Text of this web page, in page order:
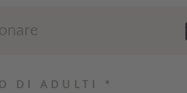
DI ADULTI *